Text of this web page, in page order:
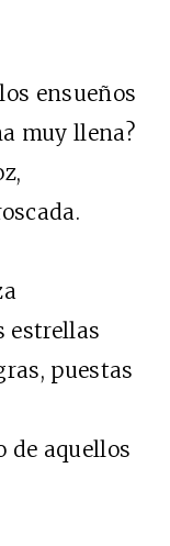
ensueños
muy llena?
estrellas
puestas
aquellos